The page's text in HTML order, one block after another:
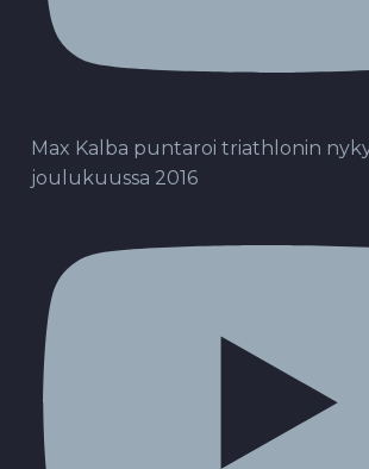
Max Kalba puntaroi triathlonin
joulukuussa 2016